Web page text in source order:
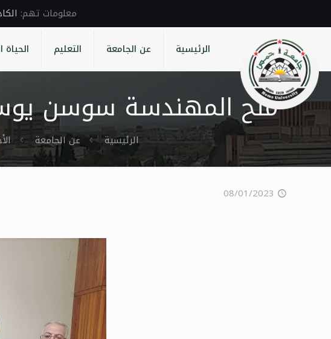
الرئيسية عن الجامعة التعليم الحياة
منح المهندسة سوسن
الرئيسية عن الجامعة
08/01/2023